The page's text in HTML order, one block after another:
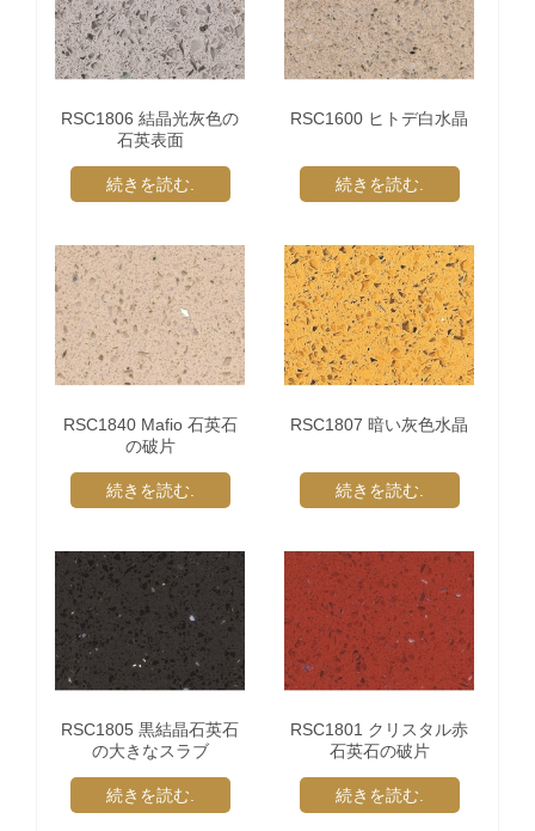
RSC1806 結晶光灰色の
石英表面
続きを読む.
RSC1600 ヒトデ白水晶
続きを読む.
RSC1840 Mafio 石英石
の破片
続きを読む.
RSC1807 暗い灰色水晶
続きを読む.
RSC1805 黒結晶石英石
の大きなスラブ
続きを読む.
RSC1801 クリスタル赤
石英石の破片
続きを読む.